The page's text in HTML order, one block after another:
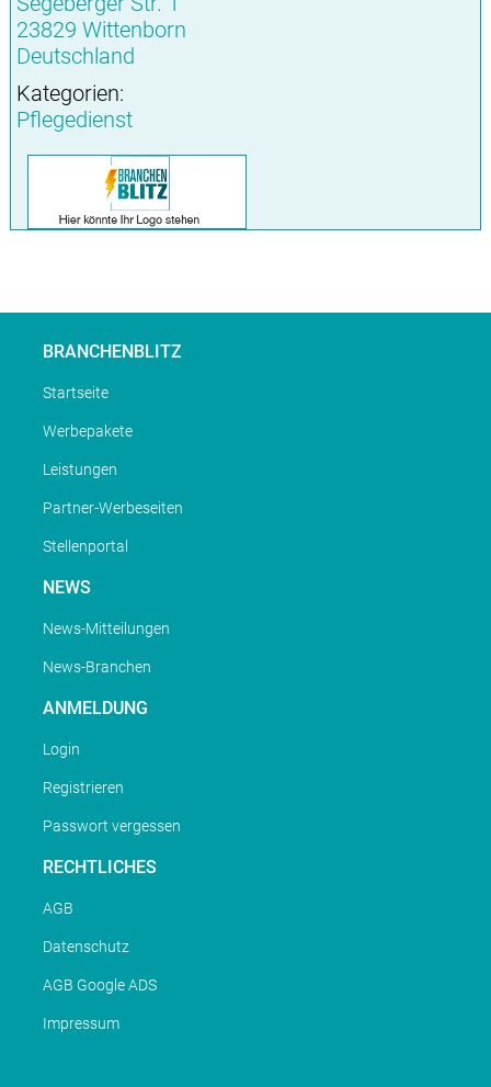
23829 Wittenborn
Deutschland
Kategorien:
Pflegedienst
BRANCHENBLITZ
Startseite
Werbepakete
Leistungen
Partner-Werbeseiten
Stellenportal
NEWS
News-Mitteilungen
News-Branchen
ANMELDUNG
Login
Registrieren
Passwort vergessen
RECHTLICHES
AGB
Datenschutz
AGB Google ADS
Impressum